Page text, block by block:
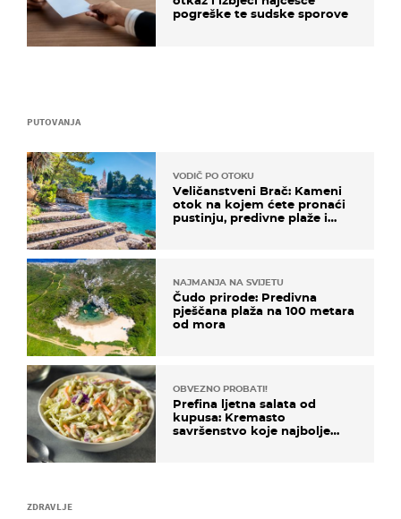
ZDRAVLJE
PUTOVANJA
VODIČ PO OTOKU
Veličanstveni Brač: Kameni
otok na kojem ćete pronaći
pustinju, predivne plaže i
NAJMANJA NA SVIJETU
Čudo prirode: Predivna
pješčana plaža na 100 metara
od mora
OBVEZNO PROBATI!
Prefina ljetna salata od
kupusa: Kremasto
savršenstvo koje najbolje
pogreške te sudske sporove